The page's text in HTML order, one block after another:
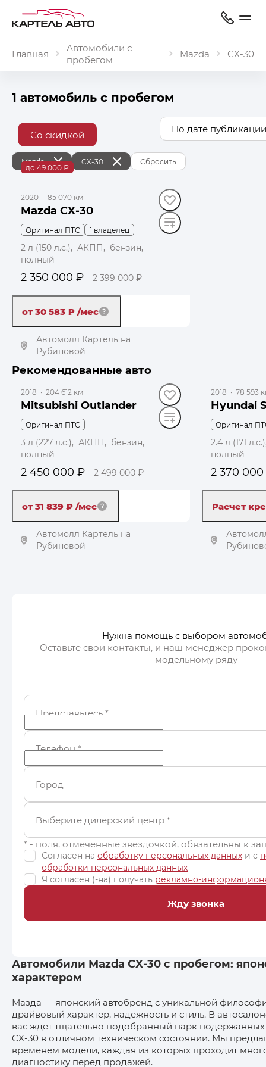
Главная
Автомобили с
пробегом
Mazda CX‑30
1 автомобиль с пробегом
Mazda CX‑30 Сбросить
Со скидкой По дате
до 49 000 ₽
2020 · 85 070 км
Mazda CX-30
Оригинал ПТС 1 владелец
2 л (150 л.с.), АКПП, бензин,
полный
2 350 000 ₽ 2 399 000 ₽
от 30 583 ₽ /мес
Автомолл Картель на
Рубиновой
Получить автотеку
Рекомендованные авто
2018 · 204 612 км
Mitsubishi Outlander
Оригинал ПТС
3 л (227 л.с.), АКПП, бензин,
полный
2 450 000 ₽ 2 499 000 ₽
от 31 839 ₽ /мес
Автомолл Картель на
Рубиновой
2018 · 78 593
Hyundai
Оригинал
2.4 л (171
полный
2 370
Расчет
Нужна помощь с выбором
Оставьте свои контакты, и наш менеджер
модельному ряду
Представьтесь*
Телефон*
Город
Выберите дилерский центр *
* - поля, отмеченные звездочкой, обязательны к
Согласен на обработку персональных данных и c
обработки персональных данных
Я согласен (-на) получать рекламно-
Жду звонка
Автомобили Mazda CX‑30 с пробегом:
характером
Мазда — японский автобренд с уникальной
драйвовый характер, надежность и стиль. В
вас ждет тщательно подобранный парк
CX‑30 в отличном техническом состоянии. Мы
временем модели, каждая из которых проходит
диагностику перед продажей.